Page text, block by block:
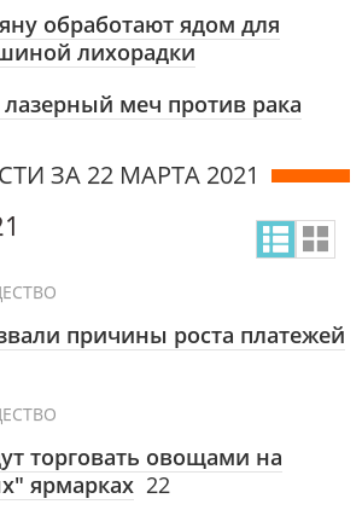
обработают ядом для
лихорадки
лазерный меч против рака
ЗА 22 МАРТА 2021
причины роста платежей
торговать овощами на
ярмарках 22